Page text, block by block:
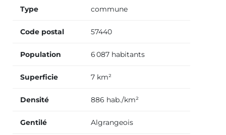
Type commune
Code postal 57440
Population 6 087 habitants
Superficie 7 km²
Densité 886 hab./km²
Gentilé Algrangeois